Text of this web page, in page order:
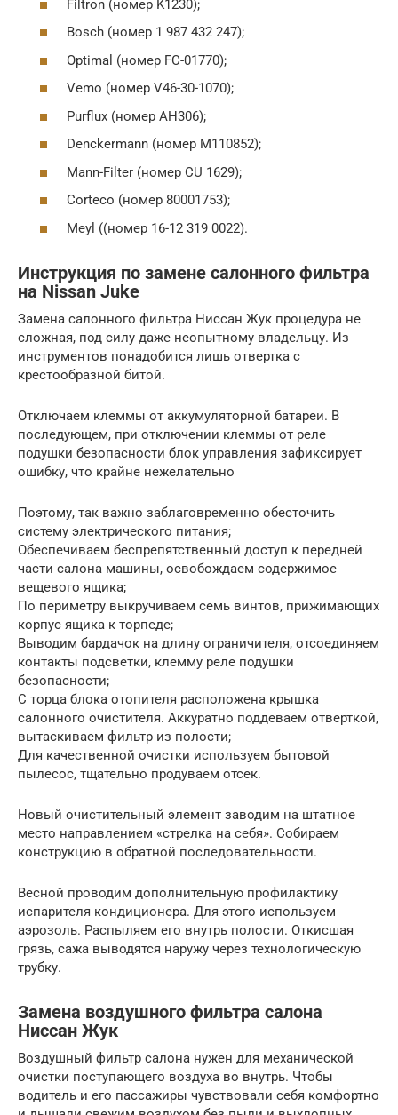
Filtron (номер K1230);
Bosch (номер 1 987 432 247);
Optimal (номер FC-01770);
Vemo (номер V46-30-1070);
Purflux (номер AH306);
Denckermann (номер M110852);
Mann-Filter (номер CU 1629);
Corteco (номер 80001753);
Meyl ((номер 16-12 319 0022).
Инструкция по замене салонного фильтра
на Nissan Juke
Замена салонного фильтра Ниссан Жук процедура не
сложная, под силу даже неопытному владельцу. Из
инструментов понадобится лишь отвертка с
крестообразной битой.
Отключаем клеммы от аккумуляторной батареи. В
последующем, при отключении клеммы от реле
подушки безопасности блок управления зафиксирует
ошибку, что крайне нежелательно
Поэтому, так важно заблаговременно обесточить
систему электрического питания;
Обеспечиваем беспрепятственный доступ к передней
части салона машины, освобождаем содержимое
вещевого ящика;
По периметру выкручиваем семь винтов, прижимающих
корпус ящика к торпеде;
Выводим бардачок на длину ограничителя, отсоединяем
контакты подсветки, клемму реле подушки
безопасности;
С торца блока отопителя расположена крышка
салонного очистителя. Аккуратно поддеваем отверткой,
вытаскиваем фильтр из полости;
Для качественной очистки используем бытовой
пылесос, тщательно продуваем отсек.
Новый очистительный элемент заводим на штатное
место направлением «стрелка на себя». Собираем
конструкцию в обратной последовательности.
Весной проводим дополнительную профилактику
испарителя кондиционера. Для этого используем
аэрозоль. Распыляем его внутрь полости. Откисшая
грязь, сажа выводятся наружу через технологическую
трубку.
Замена воздушного фильтра салона
Ниссан Жук
Воздушный фильтр салона нужен для механической
очистки поступающего воздуха во внутрь. Чтобы
водитель и его пассажиры чувствовали себя комфортно